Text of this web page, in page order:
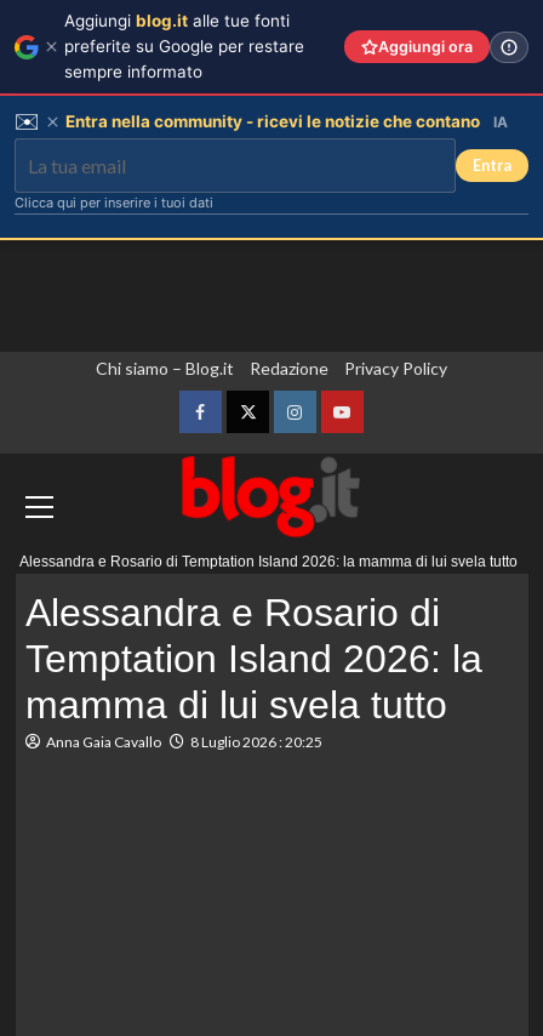
Chi siamo – Blog.it Redazione Privacy Policy
FacebookTwitterInstagramYouTube
Alessandra e Rosario di Temptation Island 2026: la mamma di lui svela tutto
Alessandra e Rosario di
Temptation Island 2026: la
mamma di lui svela tutto
Anna Gaia Cavallo 8 Luglio 2026 : 20:25
Aggiungi blog.it alle tue fonti
preferite su Google per restare
sempre informato
Aggiungi ora
✉️ Entra nella community - ricevi le notizie che contano IA
Entra
Clicca qui per inserire i tuoi dati